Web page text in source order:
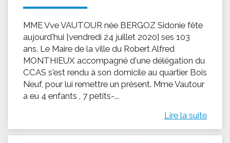
MME Vve VAUTOUR née BERGOZ Sidonie fête
aujourd'hui [vendredi 24 juillet 2020] ses 103
ans. Le Maire de la ville du Robert Alfred
MONTHIEUX accompagné d'une délégation du
CCAS s'est rendu à son domicile au quartier Bois
Neuf, pour lui remettre un présent. Mme Vautour
a eu 4 enfants , 7 petits-...
Lire la suite